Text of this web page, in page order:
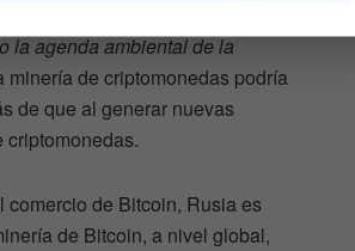
de los edificios residenciales,
la agenda ambiental de la
de criptomonedas podría
de que al generar nuevas
criptomonedas.
de Bitcoin, Rusia es
de Bitcoin, a nivel global,